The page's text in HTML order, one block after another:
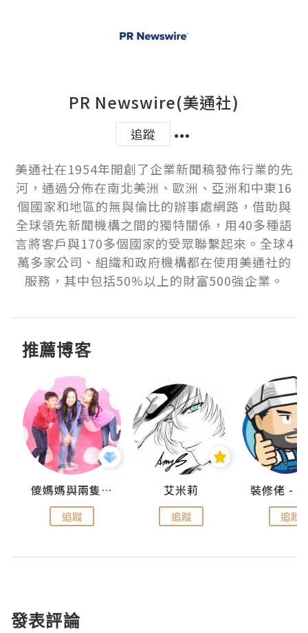
PR Newswire(美通社)
追蹤
美通社在1954年開創了企業新聞稿發佈行業的先
河，通過分佈在南北美洲、歐洲、亞洲和中東16
個國家和地區的無與倫比的辦事處網路，借助與
全球領先新聞機構之間的獨特關係，用40多種語
言將客戶與170多個國家的受眾聯繫起來。全球4
萬多家公司、組織和政府機構都在使用美通社的
服務，其中包括50%以上的財富500強企業。
推薦博客
儍媽媽與兩隻小魔怪之家
追蹤
艾米莉
追蹤 追蹤
發表評論